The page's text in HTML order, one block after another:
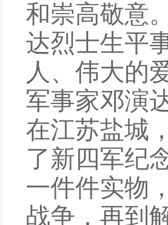
和崇高敬意。
达烈士生平
人 、 伟大的
军事家邓演
在江苏盐城 ，
了新四军纪
一件件实物
战争 ， 再到